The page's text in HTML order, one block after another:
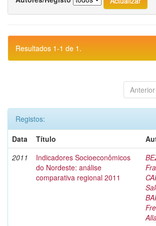
Resultados 1-1 de 1.
Anterior
Registos:
Data
Título
2011
Indicadores Socioeconômicos
do Nordeste: análise
comparativa regional 2011